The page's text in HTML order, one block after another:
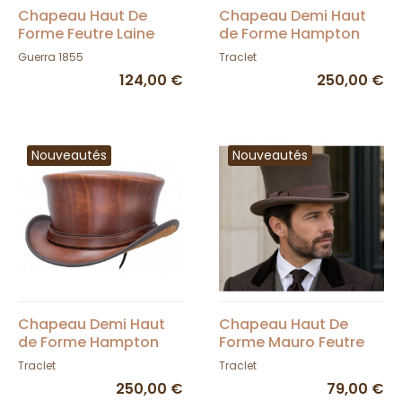
Chapeau Haut De
Forme Feutre Laine
Gris Claire - Guerra
Guerra 1855
124,00 €
Chapeau Demi Haut
de Forme Hampton
Cuir Olive -
Traclet
250,00 €
Nouveautés
Chapeau Demi Haut
de Forme Hampton
Cuir Camel -
Traclet
250,00 €
Nouveautés
Chapeau Haut De
Forme Mauro Feutre
Marron - Traclet
Traclet
79,00 €